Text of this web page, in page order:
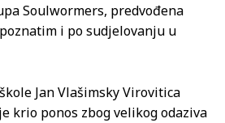
Soulwormers, predvođena
i po sudjelovanju u
Jan Vlašimsky Virovitica
krio ponos zbog velikog odaziva